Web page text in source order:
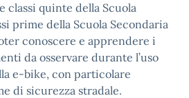
classi quinte della Scuola
prime della Scuola Secondaria
conoscere e apprendere i
da osservare durante l’uso
e-bike, con particolare
di sicurezza stradale.